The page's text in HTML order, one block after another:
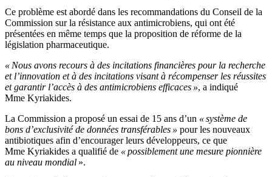
Ce problème est abordé dans les recommandations du Conseil de la
Commission sur la résistance aux antimicrobiens, qui ont été
présentées en même temps que la proposition de réforme de la
législation pharmaceutique.
« Nous avons recours à des incitations financières pour la recherche
et l’innovation et à des incitations visant à récompenser les réussites
et garantir l’accès à des antimicrobiens efficaces », a indiqué
Mme Kyriakides.
La Commission a proposé un essai de 15 ans d’un « système de
bons d’exclusivité de données transférables » pour les nouveaux
antibiotiques afin d’encourager leurs développeurs, ce que
Mme Kyriakides a qualifié de « possiblement une mesure pionnière
au niveau mondial ».